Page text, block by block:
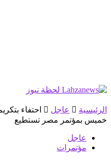
الرئيسية عاجل
احتفاء
خميس بمؤتمر مصر تستطيع
عاجل
مؤتمرات